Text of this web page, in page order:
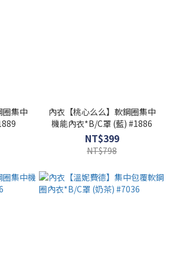
圈集中
內衣【桃心么么】軟鋼圈集中
機能內衣*B/C罩 (藍) #1886
NT$399
NT$798